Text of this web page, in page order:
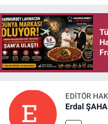
EDITÖR
Erdal